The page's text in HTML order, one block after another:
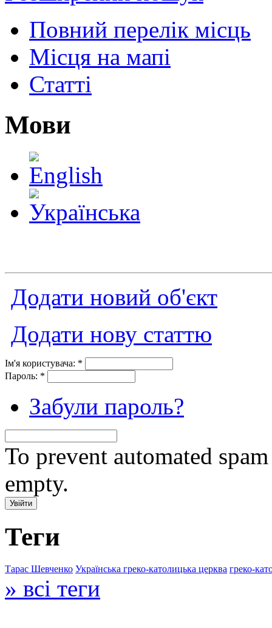
Повний перелік місць
Місця на мапі
Статті
Мови
Додати новий об'єкт
Додати нову статтю
Ім'я користувача: *
Пароль: *
Забули пароль?
To prevent automated
empty.
Теги
Тарас Шевченко Українська греко-католицька церква греко-
» всі теги